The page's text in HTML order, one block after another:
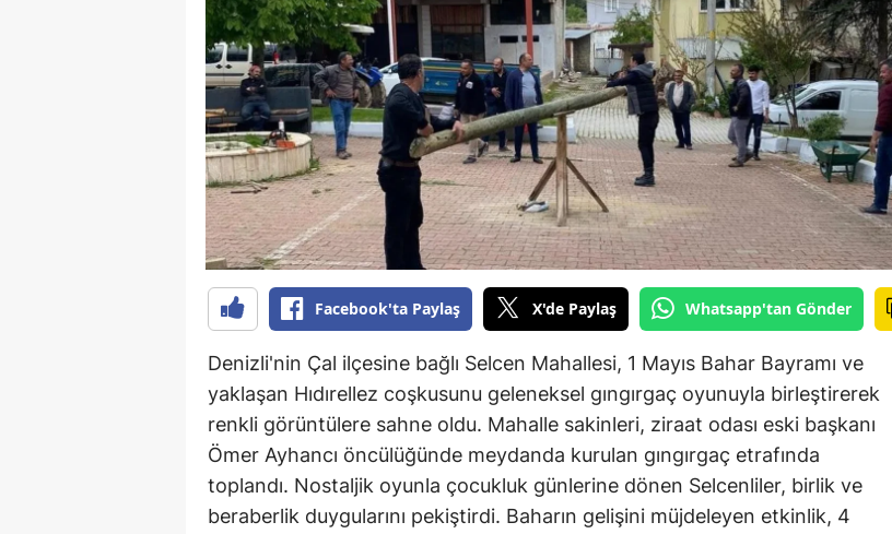
Bilecik
Bingöl
Bitlis
Bolu
Burdur
Bursa
Çanakkale
Çankırı
Çorum
Denizli
Diyarbakır
Edirne
Facebook'ta Paylaş X'de Paylaş Whatsapp'tan Gönder
Denizli'nin Çal ilçesine bağlı Selcen Mahallesi, 1 Mayıs Bahar Bayramı ve
yaklaşan Hıdırellez coşkusunu geleneksel gıngırgaç oyunuyla birleştirerek
renkli görüntülere sahne oldu. Mahalle sakinleri, ziraat odası eski başkanı
Ömer Ayhancı öncülüğünde meydanda kurulan gıngırgaç etrafında
toplandı. Nostaljik oyunla çocukluk günlerine dönen Selcenliler, birlik ve
beraberlik duygularını pekiştirdi. Baharın gelişini müjdeleyen etkinlik, 4